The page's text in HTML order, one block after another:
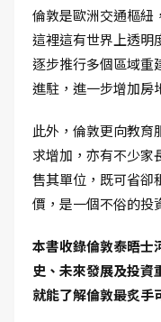
倫敦是歐洲交通樞紐
這裡這有世界上透明
逐步推行多個區域重
進駐，進一步增加房
此外，倫敦更向教育
求增加，亦有不少家
售其單位，既可省卻
價，是一個不俗的投
本書收錄倫敦泰晤士
史、未來發展及投資
就能了解倫敦最炙手